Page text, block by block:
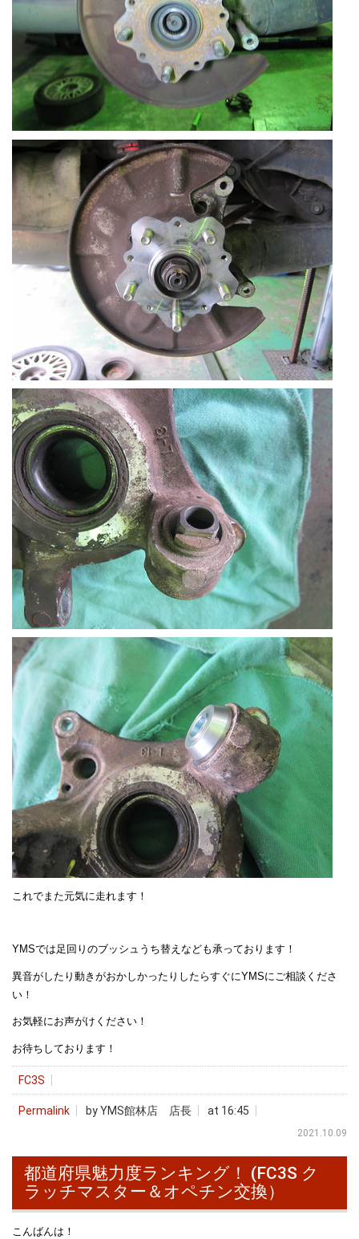
これでまた元気に走れます！
YMSでは足回りのブッシュうち替えなども承っております！
異音がしたり動きがおかしかったりしたらすぐにYMSにご相談くださ
い！
お気軽にお声がけください！
お待ちしております！
FC3S
Permalink by YMS館林店 店長 at 16:45
2021.10.09
都道府県魅力度ランキング！ (FC3S ク
ラッチマスター＆オペチン交換）
こんばんは！